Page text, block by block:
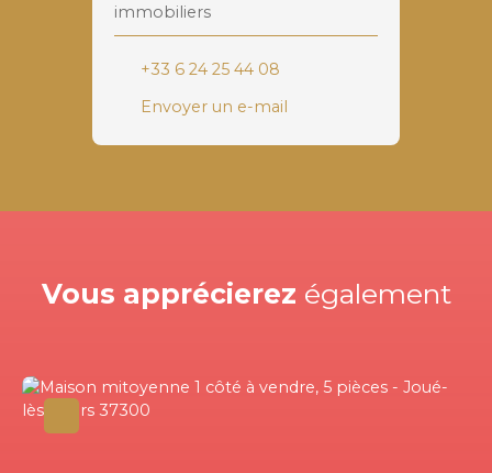
immobiliers
+33 6 24 25 44 08
Envoyer un e-mail
Vous apprécierez également